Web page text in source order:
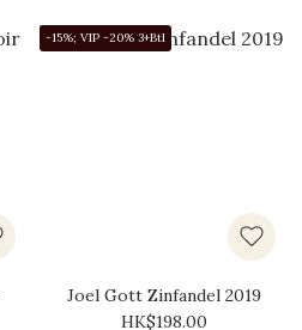
-15%; VIP -20% 3+Btl
Joel Gott Zinfandel 2019
HK$198.00